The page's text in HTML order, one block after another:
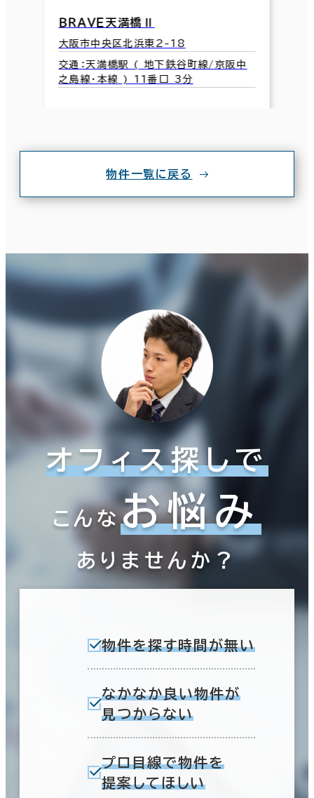
ＢＲＡＶＥ天満橋Ⅱ
大阪市中央区北浜東2-18
交通：天満橋駅 ( 地下鉄谷町線/京阪中
之島線･本線 ) 11番口 3分
物件一覧に戻る
オフィス探しで
こんなお悩み
ありませんか？
物件を探す時間が無い
なかなか良い物件が
見つからない
プロ目線で物件を
提案してほしい